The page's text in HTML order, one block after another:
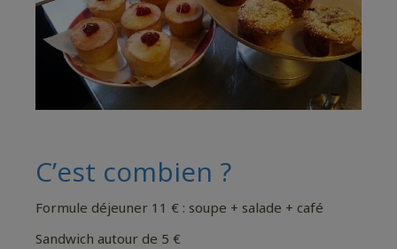
C’est combien ?
Formule déjeuner 11 € : soupe + salade + café
Sandwich autour de 5 €